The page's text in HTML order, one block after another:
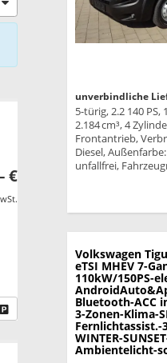
€
anDatei, Fahrzeugexposé drucken
Drucken, parken oder vergleichen
unverbindliche
5-türig, 2.2 140 PS,
2.184 cm³, 4
Frontantrieb,
Diesel,
unfallfrei,
Volkswagen
eTSI MHEV 7-
110kW/150PS-
Bluetooth-ACC
3-Zonen-Klima-
Fernlichtassist.-
WINTER-
Ambientelicht-